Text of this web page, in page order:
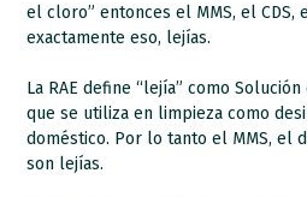
el cloro” entonces el MMS, el
exactamente eso, lejías.
La RAE define “lejía” como
que se utiliza en limpieza como
doméstico. Por lo tanto el MMS, el
son lejías.